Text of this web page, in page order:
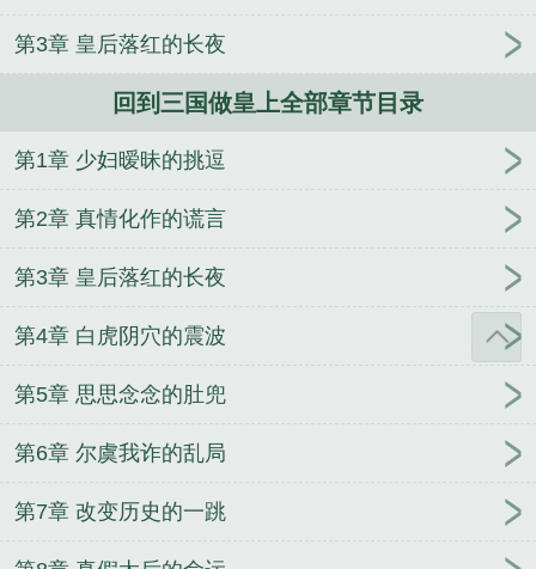
美人甜宠日常 十里雾
在年代娇妻文里当原
S级怪物都被我吃濒危了 元妻
暗恋结束之后
隐婚带娃日常
重生之女将星
第3章 皇后落红的长夜
回到三国做皇上全部章节目录
第1章 少妇暧昧的挑逗
第2章 真情化作的谎言
第3章 皇后落红的长夜
第4章 白虎阴穴的震波
第5章 思思念念的肚兜
第6章 尔虞我诈的乱局
第7章 改变历史的一跳